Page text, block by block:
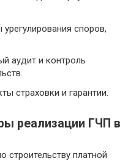
споров,
аудит и контроль
страховки и гарантии.
реализации ГЧП в
строительству платной